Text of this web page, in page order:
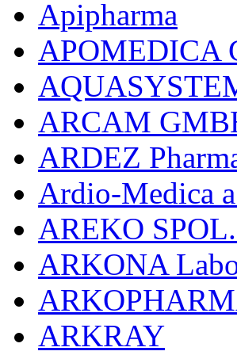
Apipharma
APOMEDICA
ARCAM
ARDEZ
Ardio-Medica
AREKO
ARKONA
ARKRAY